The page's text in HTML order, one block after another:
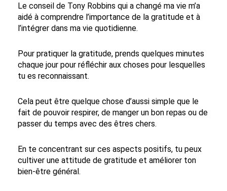
Le conseil de Tony Robbins qui a changé ma vie m’a
aidé à comprendre l’importance de la gratitude et à
l’intégrer dans ma vie quotidienne.
Pour pratiquer la gratitude, prends quelques minutes
chaque jour pour réfléchir aux choses pour lesquelles
tu es reconnaissant.
Cela peut être quelque chose d’aussi simple que le
fait de pouvoir respirer, de manger un bon repas ou de
passer du temps avec des êtres chers.
En te concentrant sur ces aspects positifs, tu peux
cultiver une attitude de gratitude et améliorer ton
bien-être général.